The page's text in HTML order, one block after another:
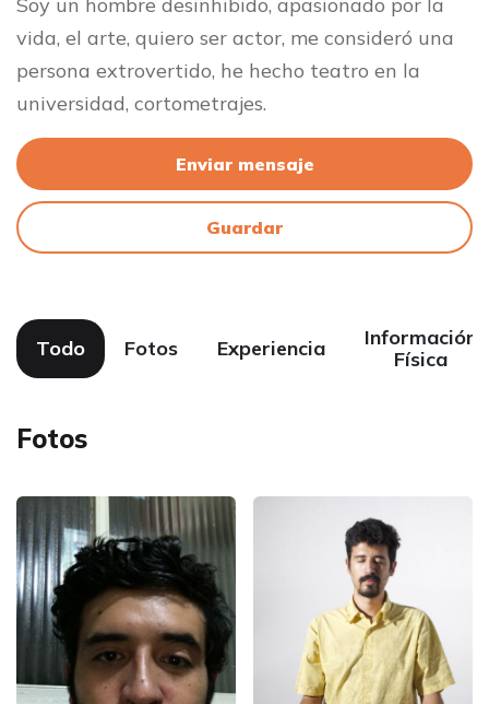
Soy un hombre desinhibido, apasionado por la
vida, el arte, quiero ser actor, me consideró una
persona extrovertido, he hecho teatro en la
universidad, cortometrajes.
Enviar mensaje
Guardar
Todo Fotos Experiencia
Información
Física
Fotos